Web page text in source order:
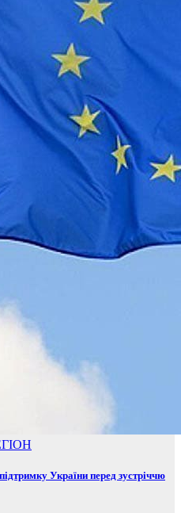
України перед зустріччю